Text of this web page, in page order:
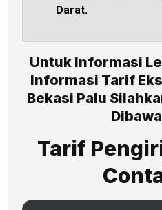
Darat.
Untuk Informasi
Informasi Tarif
Bekasi Palu
Tarif